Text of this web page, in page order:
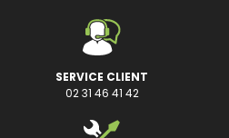
SERVICE CLIENT
02 31 46 41 42